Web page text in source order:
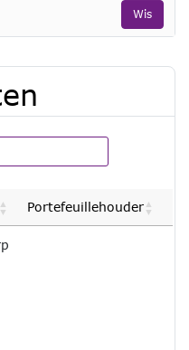
Wis
Portefeuillehouder